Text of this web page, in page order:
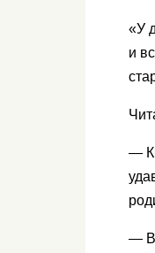
«У
и
—
— В